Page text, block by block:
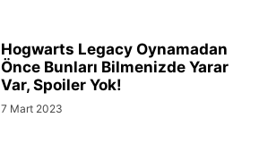
Hogwarts Legacy Oynamadan
Önce Bunları Bilmenizde Yarar
Var, Spoiler Yok!
7 Mart 2023